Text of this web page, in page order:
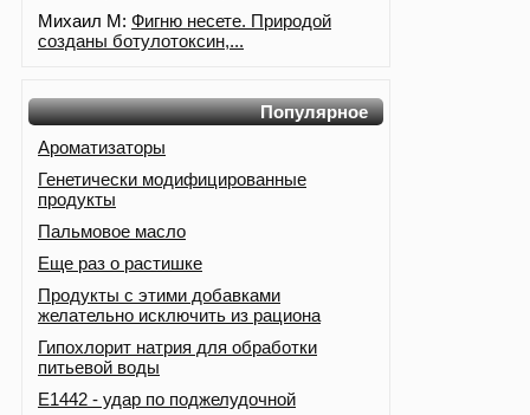
Михаил М: Фигню несете. Природой
созданы ботулотоксин,...
Популярное
Ароматизаторы
Генетически модифицированные
продукты
Пальмовое масло
Еще раз о растишке
Продукты с этими добавками
желательно исключить из рациона
Гипохлорит натрия для обработки
питьевой воды
Е1442 - удар по поджелудочной